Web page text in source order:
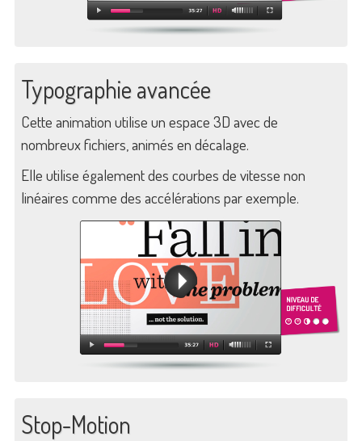
Typographie avancée
Cette animation utilise un espace 3D avec de
nombreux fichiers, animés en décalage.
Elle utilise également des courbes de vitesse non
linéaires comme des accélérations par exemple.
Stop-Motion